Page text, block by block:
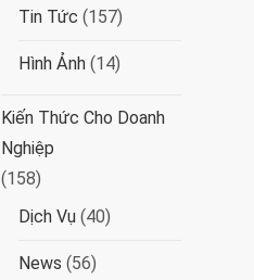
Tin Tức (157)
Hình Ảnh (14)
Kiến Thức Cho Doanh
Nghiệp
(158)
Dịch Vụ (40)
News (56)